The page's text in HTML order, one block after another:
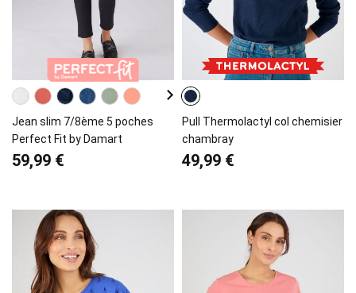
Jean slim 7/8ème 5 poches
Perfect Fit by Damart
59,99 €
Pull Thermolactyl col chemisier
chambray
49,99 €